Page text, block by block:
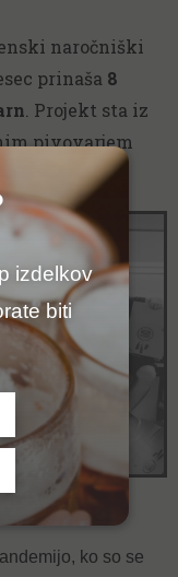
naročniški
prinaša 8
. Projekt sta iz
pivovarjem
Kolarič.
ko so se
izdelkov
biti